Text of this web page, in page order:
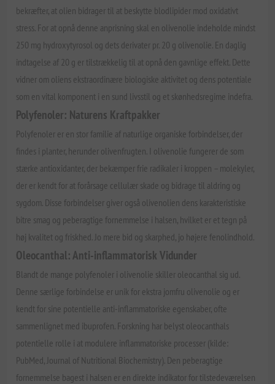
bekræfter, at olien bidrager til at beskytte blodlipider mod oxidativt
stress. For at opnå denne anprisning skal en olivenolie indeholde mindst
250 mg hydroxytyrosol og dets derivater pr. 20 g olivenolie. En daglig
indtagelse af 20 g er tilstrækkelig til at opnå den gavnlige effekt. Dette
vidner om oliens ekstraordinære biologiske aktivitet og dens potentiale
som en vital komponent i en sund livsstil og et skønhedsregime indefra.
Polyfenoler: Naturens Kraftpakker
Polyfenoler er en stor familie af naturlige organiske forbindelser, der
findes i planter, herunder olivenfrugten. I olivenolie fungerer de som
stærke antioxidanter, der bekæmper frie radikaler i kroppen – molekyler,
der er kendt for at forårsage cellulær skade og bidrage til aldring og
sygdom. Disse forbindelser giver også olivenolien dens karakteristiske
bitre smag og peberagtige fornemmelse i halsen, hvilket er et tegn på
høj kvalitet og friskhed. Jo mere bid og skarphed, jo højere fenolindhold.
Oleocanthal: Anti-inflammatorisk Vidunder
Blandt de mange polyfenoler i olivenolie skiller oleocanthal sig ud.
Denne særlige forbindelse er unik for ekstra jomfru olivenolie og er
kendt for sine potentielle anti-inflammatoriske egenskaber, ofte
sammenlignet med ibuprofen. Forskning har belyst oleocanthals
potentielle rolle i at modulere inflammatoriske processer (kilde:
PubMed, Journal of Nutritional Biochemistry). Den peberagtige
fornemmelse bagest i halsen er en direkte indikator for tilstedeværelsen